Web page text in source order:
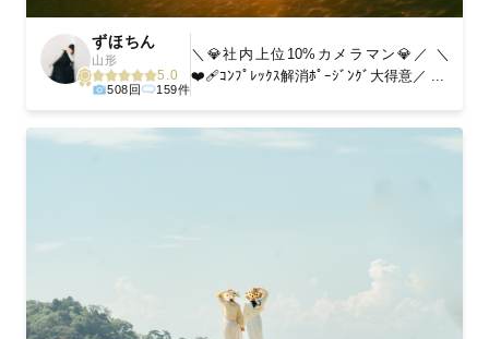
ずほちん
山形
5.0
508回 159件
＼💎社内上位10%カメラマン💎／ ＼
❤️‍🩹ｺﾝﾌﾟﾚｯｸｽ解消ﾎﾟｰｼﾞﾝｸﾞ大得意／ ...